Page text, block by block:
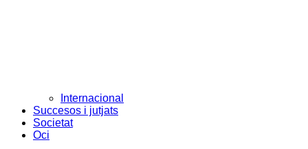
Internacional
Succesos i jutjats
Societat
Oci